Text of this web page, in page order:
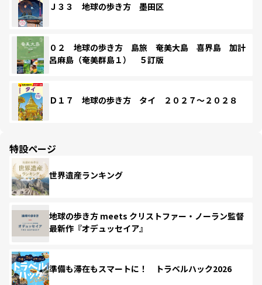
Ｊ３３ 地球の歩き方 墨田区
０２ 地球の歩き方 島旅 奄美大島 喜界島 加計
呂麻島（奄美群島１） ５訂版
Ｄ１７ 地球の歩き方 タイ ２０２７～２０２８
特設ページ
世界遺産ランキング
地球の歩き方 meets クリストファー・ノーラン監督
最新作『オデュッセイア』
準備も滞在もスマートに！ トラベルハック2026